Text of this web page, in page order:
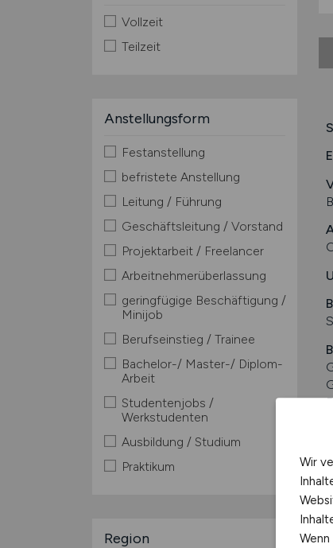
Vollzeit
Teilzeit
Anstellungsform
Festanstellung
befristete Anstellung
Leitung / Führung
Geschäftsleitung / Vorstand
Projektarbeit / Freelancer
Arbeitnehmerüberlassung
geringfügige Beschäftigung /
Minijob
Berufseinstieg / Trainee
Bachelor-/ Master-/ Diplom-
Arbeit
Studentenjobs /
Werkstudenten
Ausbildung / Studium
Praktikum
Region
Wir